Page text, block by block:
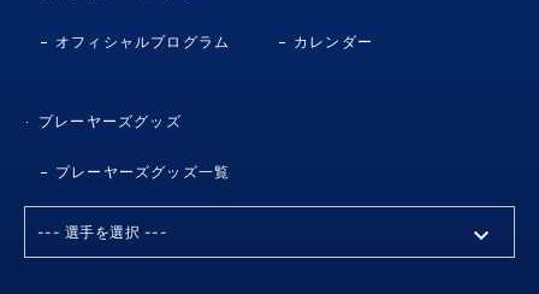
オフィシャルプログラム カレンダー
プレーヤーズグッズ
プレーヤーズグッズ一覧